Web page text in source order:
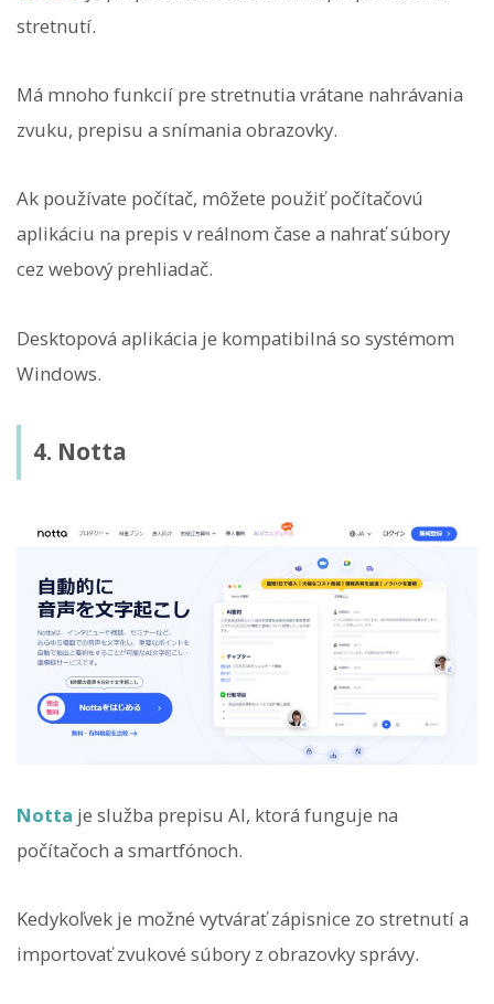
stretnutí.
Má mnoho funkcií pre stretnutia vrátane nahrávania
zvuku, prepisu a snímania obrazovky.
Ak používate počítač, môžete použiť počítačovú
aplikáciu na prepis v reálnom čase a nahrať súbory
cez webový prehliadač.
Desktopová aplikácia je kompatibilná so systémom
Windows.
4. Notta
Notta je služba prepisu AI, ktorá funguje na
počítačoch a smartfónoch.
Kedykoľvek je možné vytvárať zápisnice zo stretnutí a
importovať zvukové súbory z obrazovky správy.